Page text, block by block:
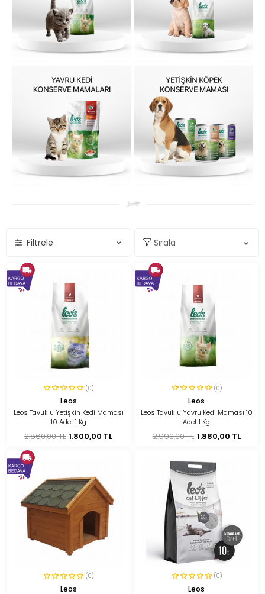
Filtrele
(0)
Leos
Leos Tavuklu Yetişkin Kedi Maması
10 Adet 1 Kg
2.860,00 TL 1.800,00 TL
(0)
Leos
Leos Tavuklu Yavru Kedi Maması 10
Adet 1 Kg
2.990,00 TL 1.880,00 TL
(0)
Leos
(0)
Leos